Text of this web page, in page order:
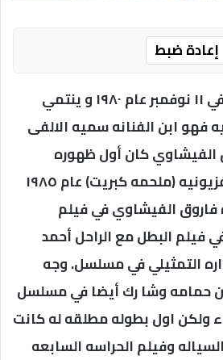
إعادة ضبط
ولد أحمد الفيشاوي في ١١ نوفمبر عام ١٩٨٠ و ينتمي
فهو ابن الفنانه سميه الالفى
الفيشاوي كان أول ظهوره
كطفل في تمثيله تلفزيونيه (ملحمه كبريت) عام ١٩٨٥
الفيشاوي في فيلم
فيلم البطل مع الراحل أحمد
التمثيلي في مسلسل. وجه
حمامه وشا رك أيضا في مسلسل
ولكن اول بطوله مطلقه له كانت
وفيلم الحراسه السابعه